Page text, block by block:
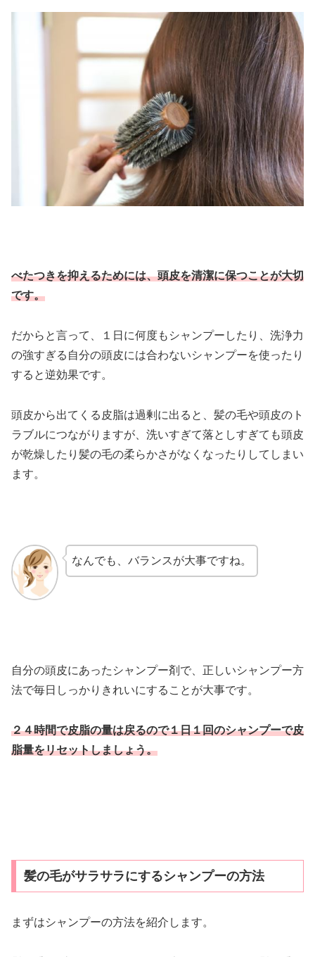
べたつきを抑えるためには、頭皮を清潔に保つことが大切
です。
だからと言って、１日に何度もシャンプーしたり、洗浄力
の強すぎる自分の頭皮には合わないシャンプーを使ったり
すると逆効果です。
頭皮から出てくる皮脂は過剰に出ると、髪の毛や頭皮のト
ラブルにつながりますが、洗いすぎて落としすぎても頭皮
が乾燥したり髪の毛の柔らかさがなくなったりしてしまい
ます。
なんでも、バランスが大事ですね。
自分の頭皮にあったシャンプー剤で、正しいシャンプー方
法で毎日しっかりきれいにすることが大事です。
２４時間で皮脂の量は戻るので１日１回のシャンプーで皮
脂量をリセットしましょう。
髪の毛がサラサラにするシャンプーの方法
まずはシャンプーの方法を紹介します。